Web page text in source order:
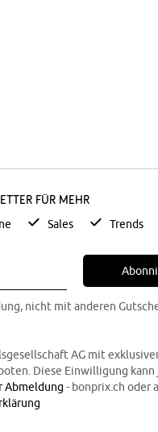
für mehr
Sales Trends
nicht mit anderen
AG mit
Diese Einwilligung
Abmeldung - bonprix.ch oder